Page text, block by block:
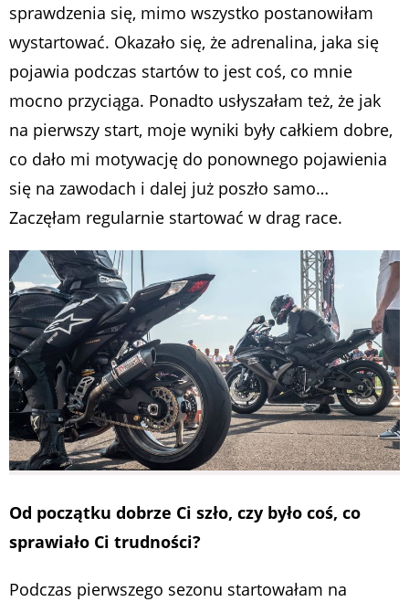
sprawdzenia się, mimo wszystko postanowiłam
wystartować. Okazało się, że adrenalina, jaka się
pojawia podczas startów to jest coś, co mnie
mocno przyciąga. Ponadto usłyszałam też, że jak
na pierwszy start, moje wyniki były całkiem dobre,
co dało mi motywację do ponownego pojawienia
się na zawodach i dalej już poszło samo…
Zaczęłam regularnie startować w drag race.
Od początku dobrze Ci szło, czy było coś, co
sprawiało Ci trudności?
Podczas pierwszego sezonu startowałam na